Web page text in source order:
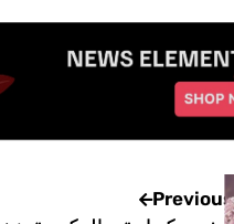
Previous